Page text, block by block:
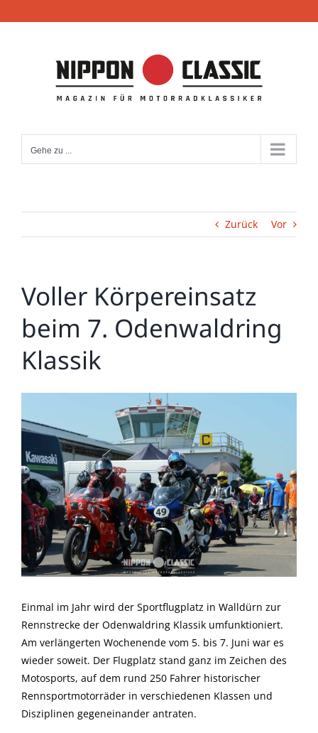
Inhalt
Gehe zu ...
Zurück Vor
Voller Körpereinsatz
beim 7. Odenwaldring
Klassik
grösseres
Bild
Einmal im Jahr wird der Sportflugplatz in Walldürn zur
Rennstrecke der Odenwaldring Klassik umfunktioniert.
Am verlängerten Wochenende vom 5. bis 7. Juni war es
wieder soweit. Der Flugplatz stand ganz im Zeichen des
Motosports, auf dem rund 250 Fahrer historischer
Rennsportmotorräder in verschiedenen Klassen und
Disziplinen gegeneinander antraten.